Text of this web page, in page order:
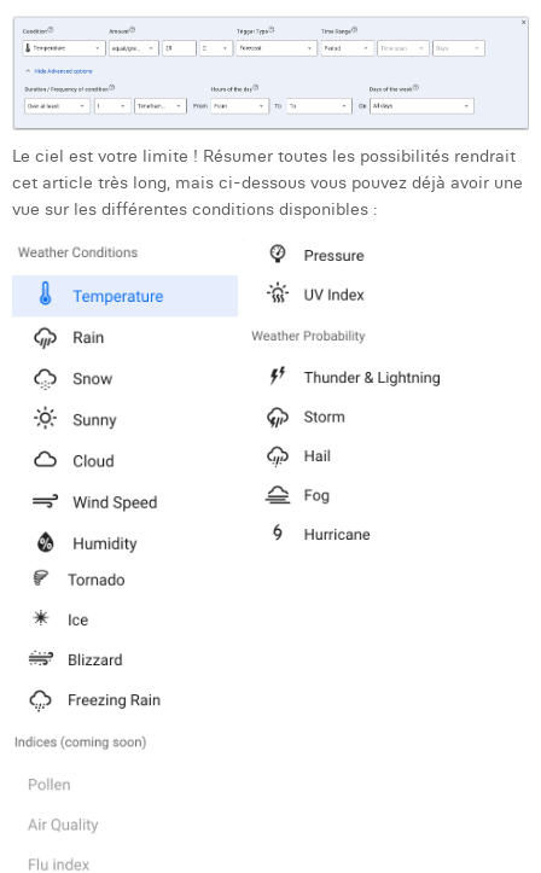
Le ciel est votre limite ! Résumer toutes les possibilités rendrait
cet article très long, mais ci-dessous vous pouvez déjà avoir une
vue sur les différentes conditions disponibles :